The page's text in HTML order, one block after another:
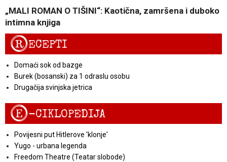
„MALI ROMAN O TIŠINI“: Kaotična, zamršena i duboko
intimna knjiga
RECEPTI
Domaći sok od bazge
Burek (bosanski) za 1 odraslu osobu
Drugačija svinjska jetrica
E-CIKLOPEDIJA
Povijesni put Hitlerove 'klonje'
Yugo - urbana legenda
Freedom Theatre (Teatar slobode)